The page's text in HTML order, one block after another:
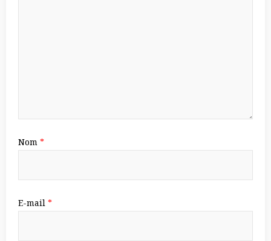
Nom *
E-mail *